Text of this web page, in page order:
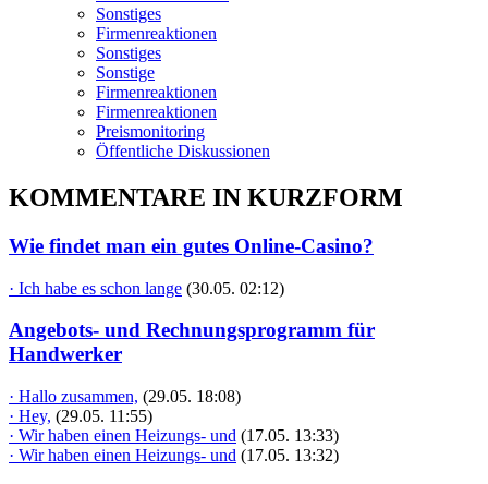
Sonstiges
Firmenreaktionen
Sonstiges
Sonstige
Firmenreaktionen
Firmenreaktionen
Preismonitoring
Öffentliche Diskussionen
KOMMENTARE IN KURZFORM
Wie findet man ein gutes Online-Casino?
· Ich habe es schon lange (30.05. 02:12)
Angebots- und Rechnungsprogramm für
Handwerker
· Hallo zusammen, (29.05. 18:08)
· Hey, (29.05. 11:55)
· Wir haben einen Heizungs- und (17.05. 13:33)
· Wir haben einen Heizungs- und (17.05. 13:32)